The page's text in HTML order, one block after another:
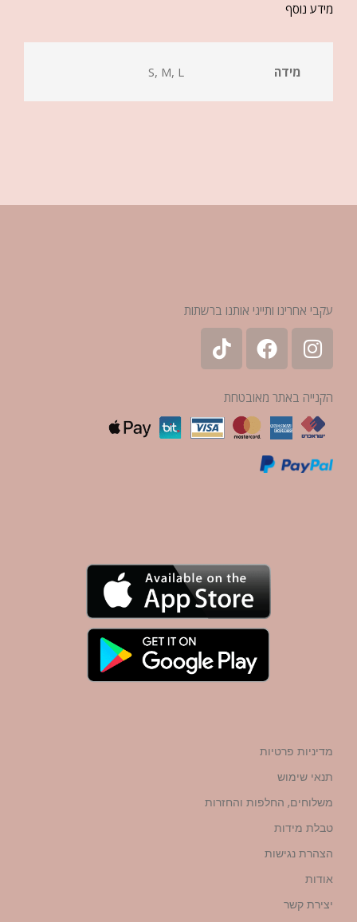
מידע נוסף
מידה S, M, L
עקבי אחרינו ותייגי אותנו ברשתות
הקנייה באתר מאובטחת
מדיניות פרטיות
תנאי שימוש
משלוחים, החלפות והחזרות
טבלת מידות
הצהרת נגישות
אודות
יצירת קשר